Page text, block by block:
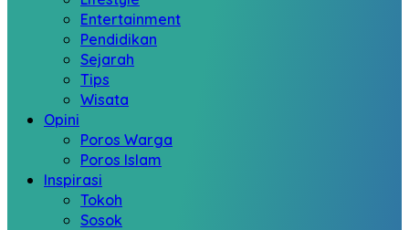
Entertainment
Pendidikan
Sejarah
Tips
Wisata
Opini
Poros Warga
Poros Islam
Inspirasi
Tokoh
Sosok